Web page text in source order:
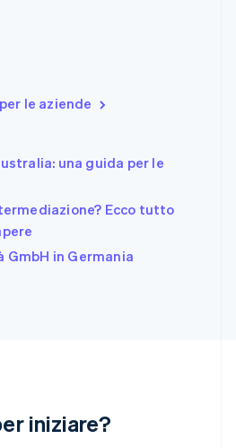
le aziende
una guida per le
Ecco tutto
in Germania
iniziare?